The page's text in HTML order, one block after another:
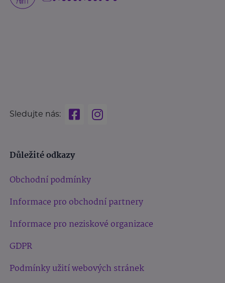
Sledujte nás:
Důležité odkazy
Obchodní podmínky
Informace pro obchodní partnery
Informace pro neziskové organizace
GDPR
Podmínky užití webových stránek